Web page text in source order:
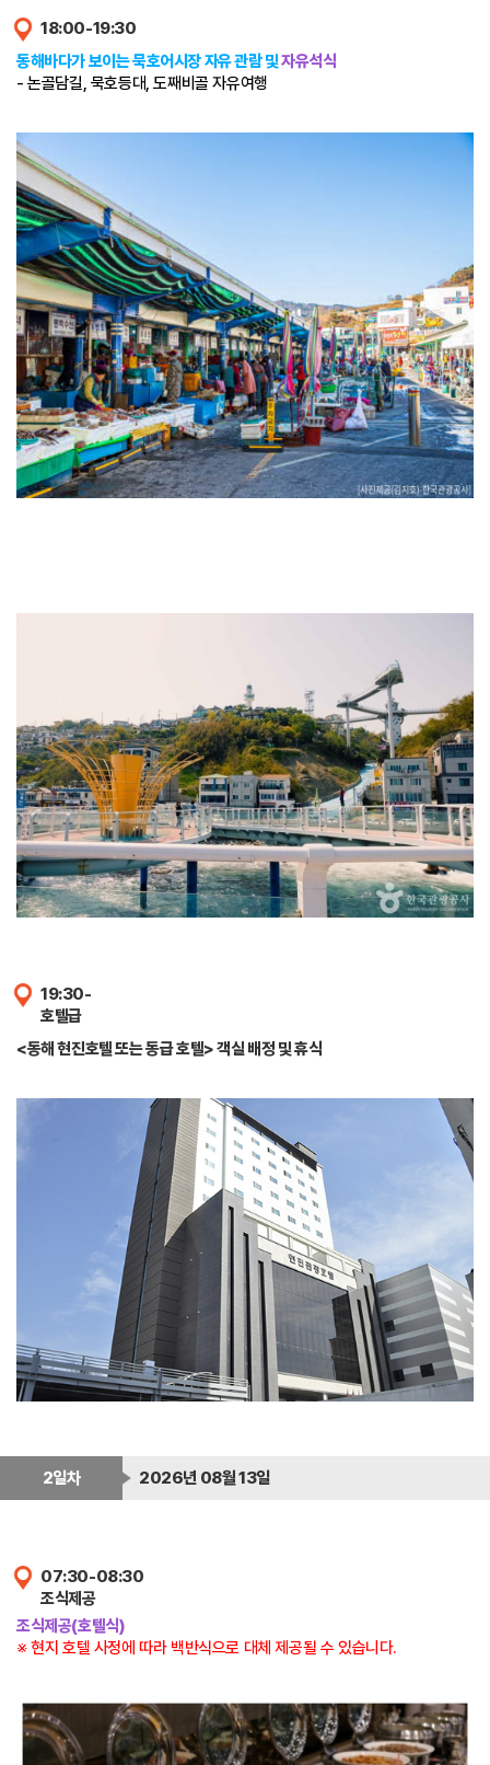
18:00-19:30
동해바다가 보이는 묵호어시장 자유 관람 및자유석식
- 논골담길, 묵호등대, 도째비골 자유여행
19:30-
호텔급
<동해 현진호텔 또는 동급 호텔> 객실 배정 및 휴식
2일차 2026년 08월 13일
07:30-08:30
조식제공
조식제공(호텔식)
※ 현지 호텔 사정에 따라 백반식으로 대체 제공될 수 있습니다.